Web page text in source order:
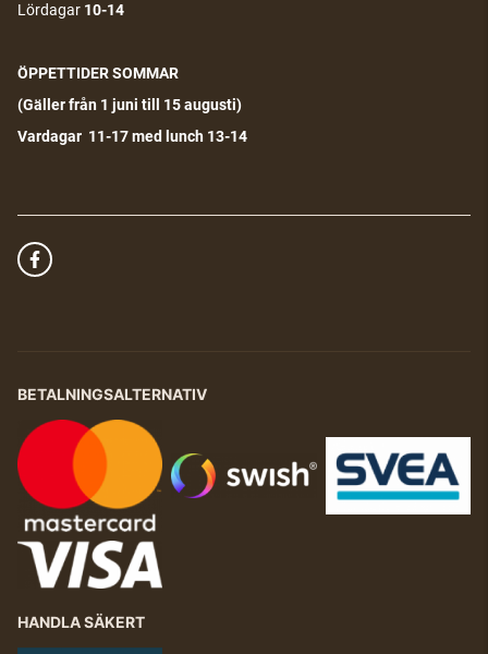
Lördagar 10-14
ÖPPETTIDER SOMMAR
(Gäller från 1 juni till 15 augusti)
Vardagar 11-17 med lunch 13-14
BETALNINGSALTERNATIV
HANDLA SÄKERT